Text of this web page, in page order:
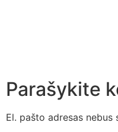
Parašykite
El. pašto adresas nebus